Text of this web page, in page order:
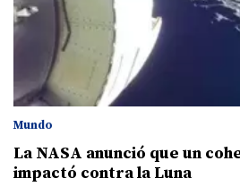
Mundo
La NASA anunció que un
impactó contra la Luna